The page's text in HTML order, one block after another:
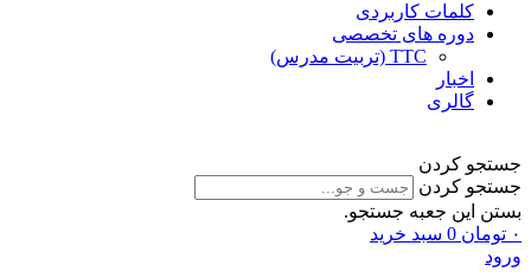
کلمات کاربردی
دوره های تخصصی
TTC (تربیت مدرس)
اخبار
گالری
جستجو کردن
جستجو کردن
بستن این جعبه جستجو.
۰ تومان 0 سبد خرید
ورود